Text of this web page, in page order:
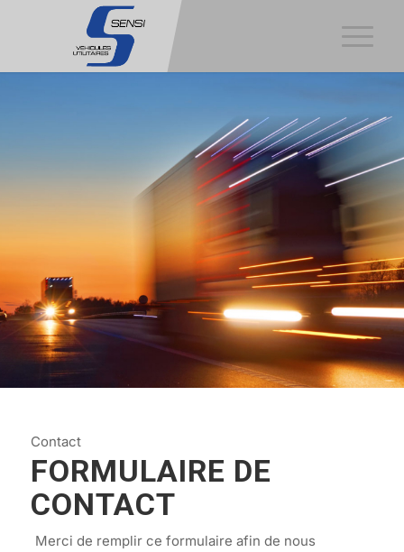
Contact
FORMULAIRE DE
CONTACT
Merci de remplir ce formulaire afin de nous